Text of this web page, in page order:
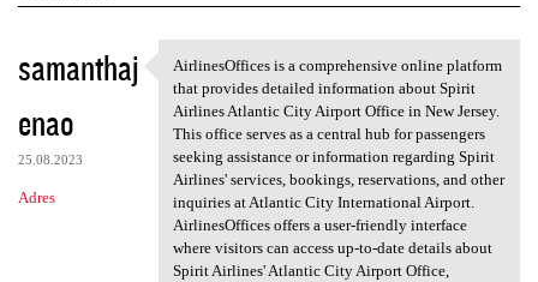
K
o
m
e
n
samanthaj
enao
25.08.2023
Adres
AirlinesOffices is a
AirlinesOffices is a comprehensive online platform
that provides detailed information about Spirit
Airlines Atlantic City Airport Office in New Jersey.
This office serves as a central hub for passengers
seeking assistance or information regarding Spirit
Airlines' services, bookings, reservations, and other
inquiries at Atlantic City International Airport.
AirlinesOffices offers a user-friendly interface
where visitors can access up-to-date details about
Spirit Airlines' Atlantic City Airport Office,